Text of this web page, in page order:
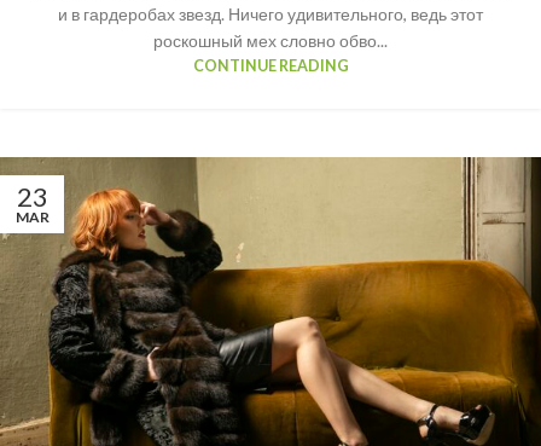
и в гардеробах звезд. Ничего удивительного, ведь этот
роскошный мех словно обво...
CONTINUE READING
23
MAR